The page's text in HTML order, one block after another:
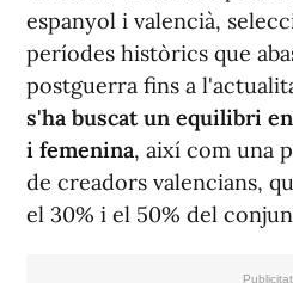
espanyol i valencià,
períodes històrics que
postguerra fins a
s'ha buscat un equilibri
i femenina, així com una
de creadors valencians,
el 30% i el 50% del